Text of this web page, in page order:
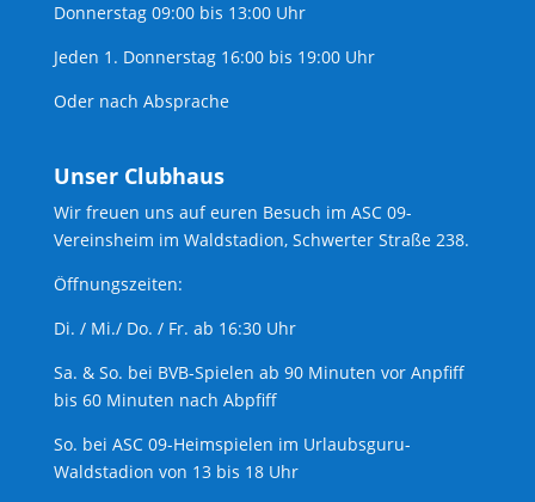
Donnerstag 09:00 bis 13:00 Uhr
Jeden 1. Donnerstag 16:00 bis 19:00 Uhr
Oder nach Absprache
Unser Clubhaus
Wir freuen uns auf euren Besuch im ASC 09-
Vereinsheim im Waldstadion, Schwerter Straße 238.
Öffnungszeiten:
Di. / Mi./ Do. / Fr. ab 16:30 Uhr
Sa. & So. bei BVB-Spielen ab 90 Minuten vor Anpfiff
bis 60 Minuten nach Abpfiff
So. bei ASC 09-Heimspielen im Urlaubsguru-
Waldstadion von 13 bis 18 Uhr